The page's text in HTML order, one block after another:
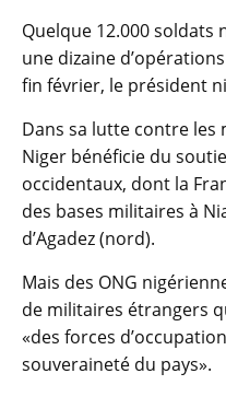
Quelque 12.000
une dizaine
fin février, le président
Dans sa lutte contre les
Niger bénéficie du
occidentaux, dont la
des bases militaires à
d’Agadez (nord).
Mais des ONG
de militaires étrangers
«des forces
souveraineté du pays».